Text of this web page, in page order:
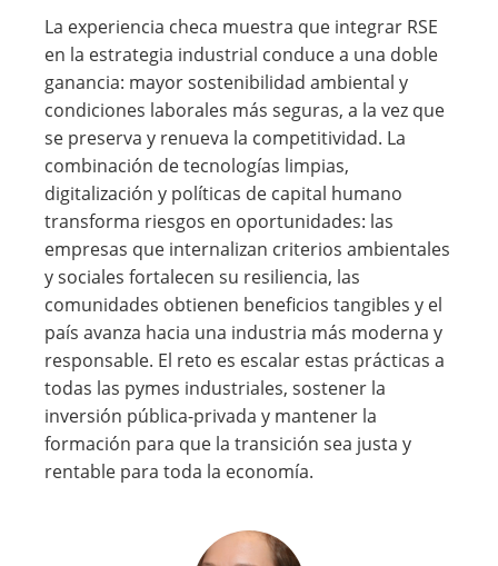
La experiencia checa muestra que integrar RSE
en la estrategia industrial conduce a una doble
ganancia: mayor sostenibilidad ambiental y
condiciones laborales más seguras, a la vez que
se preserva y renueva la competitividad. La
combinación de tecnologías limpias,
digitalización y políticas de capital humano
transforma riesgos en oportunidades: las
empresas que internalizan criterios ambientales
y sociales fortalecen su resiliencia, las
comunidades obtienen beneficios tangibles y el
país avanza hacia una industria más moderna y
responsable. El reto es escalar estas prácticas a
todas las pymes industriales, sostener la
inversión pública-privada y mantener la
formación para que la transición sea justa y
rentable para toda la economía.